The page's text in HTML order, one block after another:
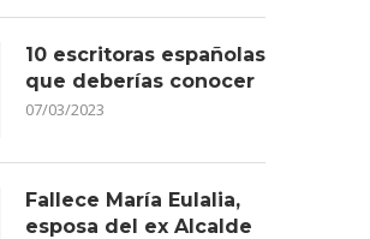
10 escritoras españolas
que deberías conocer
07/03/2023
Fallece María Eulalia,
esposa del ex Alcalde